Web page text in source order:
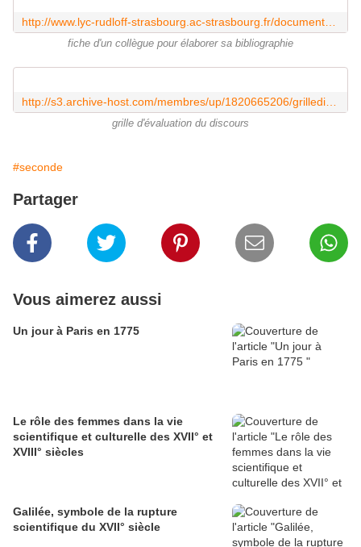
fiche d'un collègue pour élaborer sa bibliographie
grille d'évaluation du discours
#seconde
Partager
Vous aimerez aussi
Un jour à Paris en 1775
Le rôle des femmes dans la vie
scientifique et culturelle des XVII° et
XVIII° siècles
Galilée, symbole de la rupture
scientifique du XVII° siècle